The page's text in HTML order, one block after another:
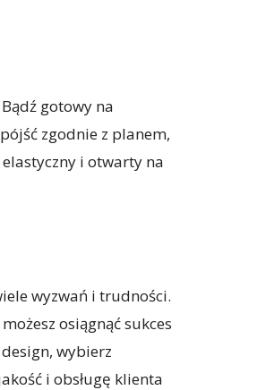
gotowy na
zgodnie z planem,
i otwarty na
wyzwań i trudności.
osiągnąć sukces
wybierz
i obsługę klienta